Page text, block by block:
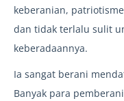
keberanian,
dan tidak terlalu sulit
keberadaannya.
Ia sangat berani
Banyak para